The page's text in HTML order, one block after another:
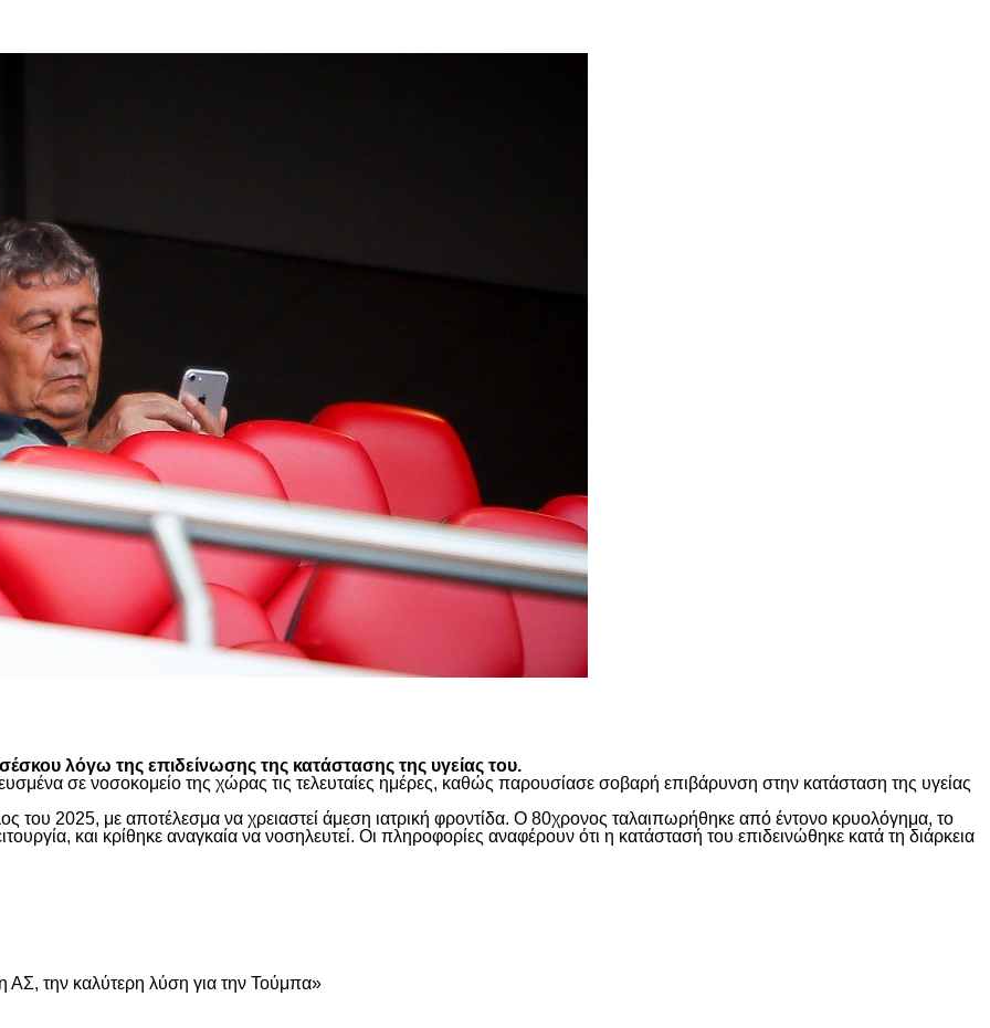
λόγω της επιδείνωσης της κατάστασης της υγείας του.
σε νοσοκομείο της χώρας τις τελευταίες ημέρες, καθώς παρουσίασε σοβαρή επιβάρυνση στην κατάσταση της υγείας
του 2025, με αποτέλεσμα να χρειαστεί άμεση ιατρική φροντίδα. Ο 80χρονος ταλαιπωρήθηκε από έντονο κρυολόγημα, το
και κρίθηκε αναγκαία να νοσηλευτεί. Οι πληροφορίες αναφέρουν ότι η κατάστασή του επιδεινώθηκε κατά τη διάρκεια
την καλύτερη λύση για την Τούμπα»